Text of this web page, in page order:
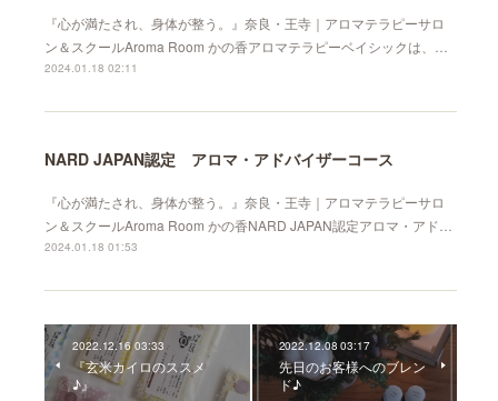
『心が満たされ、身体が整う。』奈良・王寺｜アロマテラピーサロ
ン＆スクールAroma Room かの香アロマテラピーベイシックは、…
2024.01.18 02:11
NARD JAPAN認定 アロマ・アドバイザーコース
『心が満たされ、身体が整う。』奈良・王寺｜アロマテラピーサロ
ン＆スクールAroma Room かの香NARD JAPAN認定アロマ・アド…
2024.01.18 01:53
2022.12.16 03:33
『玄米カイロのススメ
♪』
2022.12.08 03:17
先日のお客様へのブレン
ド♪